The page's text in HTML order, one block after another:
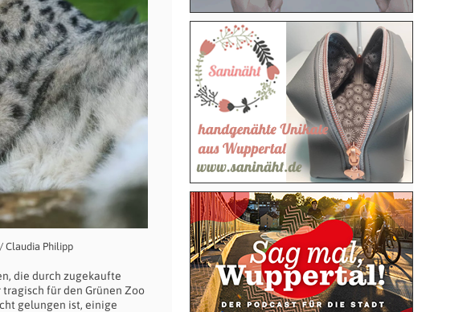
Claudia Philipp
die durch zugekaufte
für den Grünen Zoo
gelungen ist, einige